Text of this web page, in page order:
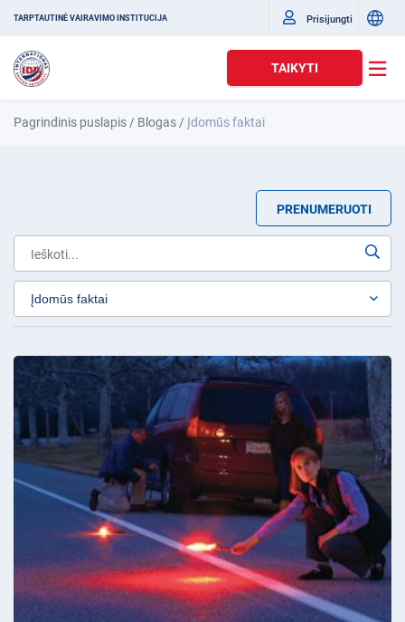
TARPTAUTINĖ VAIRAVIMO INSTITUCIJA Prisijungti
TAIKYTI
Pagrindinis puslapis / Blogas / Įdomūs faktai
PRENUMERUOTI